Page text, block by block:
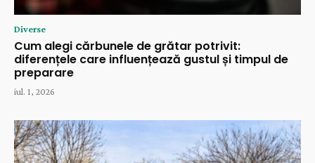
Diverse
Cum alegi cărbunele de grătar potrivit:
diferențele care influențează gustul și timpul de
preparare
iul. 1, 2026